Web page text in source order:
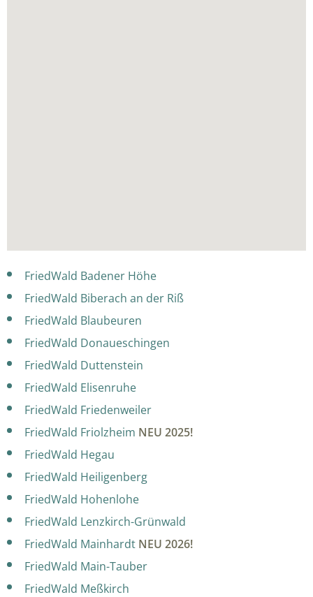
FriedWald Badener Höhe
FriedWald Biberach an der Riß
FriedWald Blaubeuren
FriedWald Donaueschingen
FriedWald Duttenstein
FriedWald Elisenruhe
FriedWald Friedenweiler
FriedWald Friolzheim NEU 2025!
FriedWald Hegau
FriedWald Heiligenberg
FriedWald Hohenlohe
FriedWald Lenzkirch-Grünwald
FriedWald Mainhardt NEU 2026!
FriedWald Main-Tauber
FriedWald Meßkirch